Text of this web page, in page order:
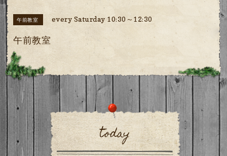
午前教室 every Saturday 10:30～12:30
午前教室
today